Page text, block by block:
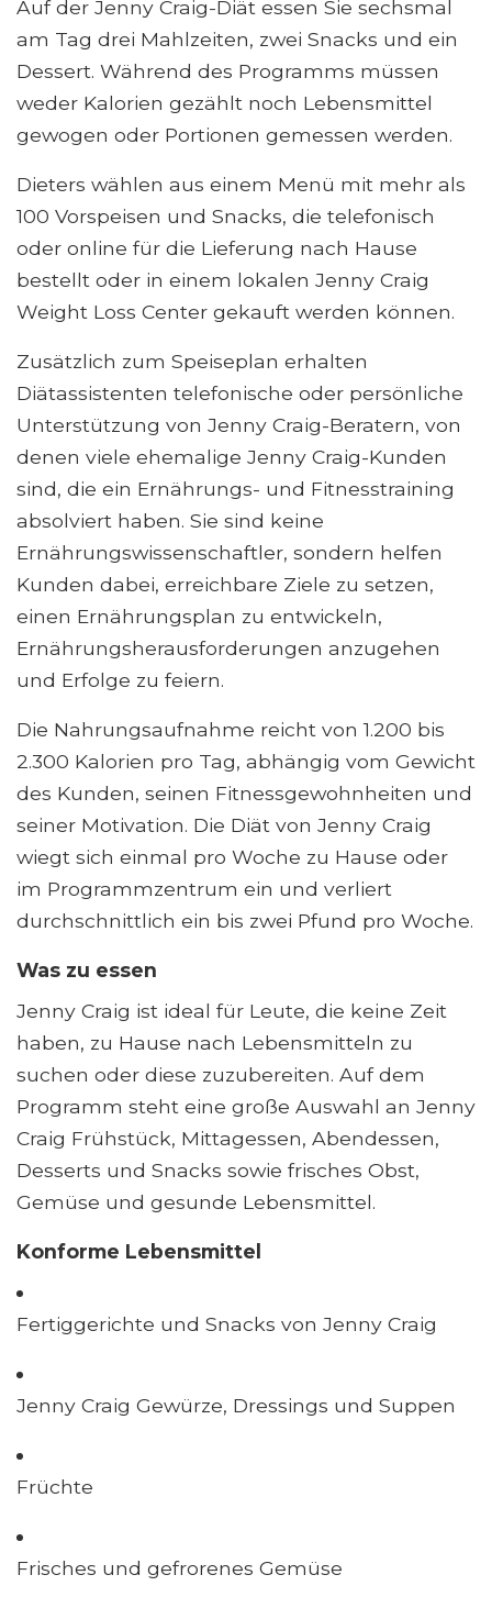
Auf der Jenny Craig-Diät essen Sie sechsmal
am Tag drei Mahlzeiten, zwei Snacks und ein
Dessert. Während des Programms müssen
weder Kalorien gezählt noch Lebensmittel
gewogen oder Portionen gemessen werden.
Dieters wählen aus einem Menü mit mehr als
100 Vorspeisen und Snacks, die telefonisch
oder online für die Lieferung nach Hause
bestellt oder in einem lokalen Jenny Craig
Weight Loss Center gekauft werden können.
Zusätzlich zum Speiseplan erhalten
Diätassistenten telefonische oder persönliche
Unterstützung von Jenny Craig-Beratern, von
denen viele ehemalige Jenny Craig-Kunden
sind, die ein Ernährungs- und Fitnesstraining
absolviert haben. Sie sind keine
Ernährungswissenschaftler, sondern helfen
Kunden dabei, erreichbare Ziele zu setzen,
einen Ernährungsplan zu entwickeln,
Ernährungsherausforderungen anzugehen
und Erfolge zu feiern.
Die Nahrungsaufnahme reicht von 1.200 bis
2.300 Kalorien pro Tag, abhängig vom Gewicht
des Kunden, seinen Fitnessgewohnheiten und
seiner Motivation. Die Diät von Jenny Craig
wiegt sich einmal pro Woche zu Hause oder
im Programmzentrum ein und verliert
durchschnittlich ein bis zwei Pfund pro Woche.
Was zu essen
Jenny Craig ist ideal für Leute, die keine Zeit
haben, zu Hause nach Lebensmitteln zu
suchen oder diese zuzubereiten. Auf dem
Programm steht eine große Auswahl an Jenny
Craig Frühstück, Mittagessen, Abendessen,
Desserts und Snacks sowie frisches Obst,
Gemüse und gesunde Lebensmittel.
Konforme Lebensmittel
Fertiggerichte und Snacks von Jenny Craig
Jenny Craig Gewürze, Dressings und Suppen
Früchte
Frisches und gefrorenes Gemüse